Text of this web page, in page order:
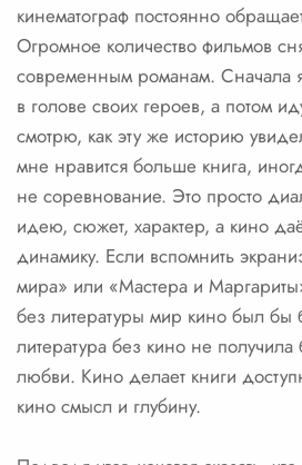
кинематограф постоянно
Огромное количество фильмов
современным романам. Сначала
в голове своих героев, а потом
смотрю, как эту же историю
мне нравится больше книга,
не соревнование. Это просто
идею, сюжет, характер, а кино
динамику. Если вспомнить
мира» или «Мастера и
без литературы мир кино был бы
литература без кино не получила
любви. Кино делает книги
кино смысл и глубину.